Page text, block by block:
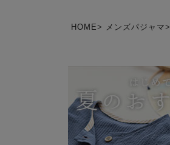
HOME メンズパジャマ